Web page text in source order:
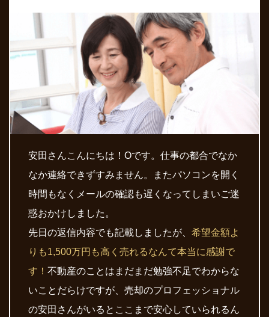
安田さんこんにちは！Oです。仕事の都合でなか
なか連絡できずすみません。またパソコンを開く
時間もなくメールの確認も遅くなってしまいご迷
惑おかけしました。
先日の返信内容でも記載しましたが、 希望金額よ
りも1,500万円も高く売れるなんて本当に感謝で
す！ 不動産のことはまだまだ勉強不足でわからな
いことだらけですが、売却のプロフェッショナル
の安田さんがいるとここまで安心していられるん